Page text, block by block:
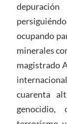
ocupando
minerales
magistrado
cuarenta
genocidio,